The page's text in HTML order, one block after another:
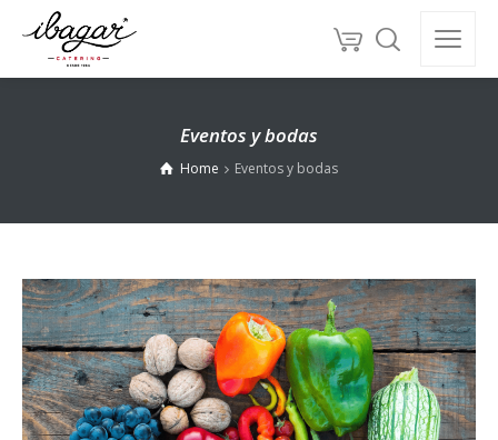
Eventos y bodas
Home Eventos y bodas